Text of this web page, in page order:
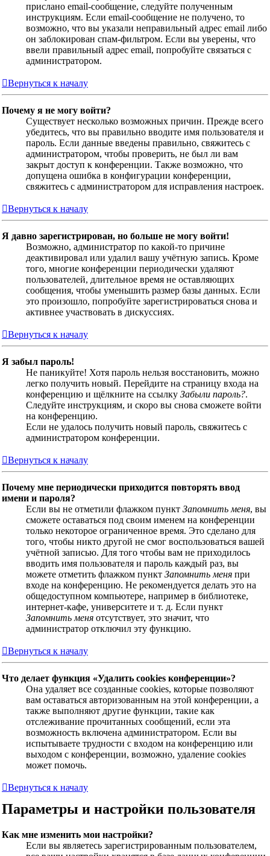
прислано email-сообщение, следуйте полученным
инструкциям. Если email-сообщение не получено, то
возможно, что вы указали неправильный адрес email либо
он заблокирован спам-фильтром. Если вы уверены, что
ввели правильный адрес email, попробуйте связаться с
администратором.
Вернуться к началу
Почему я не могу войти?
Существует несколько возможных причин. Прежде всего
убедитесь, что вы правильно вводите имя пользователя и
пароль. Если данные введены правильно, свяжитесь с
администратором, чтобы проверить, не был ли вам
закрыт доступ к конференции. Также возможно, что
допущена ошибка в конфигурации конференции,
свяжитесь с администратором для исправления настроек.
Вернуться к началу
Я давно зарегистрирован, но больше не могу войти!
Возможно, администратор по какой-то причине
деактивировал или удалил вашу учётную запись. Кроме
того, многие конференции периодически удаляют
пользователей, длительное время не оставляющих
сообщения, чтобы уменьшить размер базы данных. Если
это произошло, попробуйте зарегистрироваться снова и
активнее участвовать в дискуссиях.
Вернуться к началу
Я забыл пароль!
Не паникуйте! Хотя пароль нельзя восстановить, можно
легко получить новый. Перейдите на страницу входа на
конференцию и щёлкните на ссылку Забыли пароль?.
Следуйте инструкциям, и скоро вы снова сможете войти
на конференцию.
Если не удалось получить новый пароль, свяжитесь с
администратором конференции.
Вернуться к началу
Почему мне периодически приходится повторять ввод
имени и пароля?
Если вы не отметили флажком пункт Запомнить меня, вы
сможете оставаться под своим именем на конференции
только некоторое ограниченное время. Это сделано для
того, чтобы никто другой не смог воспользоваться вашей
учётной записью. Для того чтобы вам не приходилось
вводить имя пользователя и пароль каждый раз, вы
можете отметить флажком пункт Запомнить меня при
входе на конференцию. Не рекомендуется делать это на
общедоступном компьютере, например в библиотеке,
интернет-кафе, университете и т. д. Если пункт
Запомнить меня отсутствует, это значит, что
администратор отключил эту функцию.
Вернуться к началу
Что делает функция «Удалить cookies конференции»?
Она удаляет все созданные cookies, которые позволяют
вам оставаться авторизованным на этой конференции, а
также выполняют другие функции, такие как
отслеживание прочитанных сообщений, если эта
возможность включена администратором. Если вы
испытываете трудности с входом на конференцию или
выходом с конференции, возможно, удаление cookies
может помочь.
Вернуться к началу
Параметры и настройки пользователя
Как мне изменить мои настройки?
Если вы являетесь зарегистрированным пользователем,